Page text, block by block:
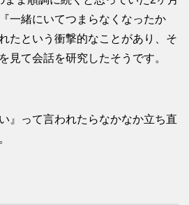
一緒にいてつまらなくなったか
たという衝撃的なことがあり、そ
見て会話を研究したそうです。
』って言われたらなかなか立ち直